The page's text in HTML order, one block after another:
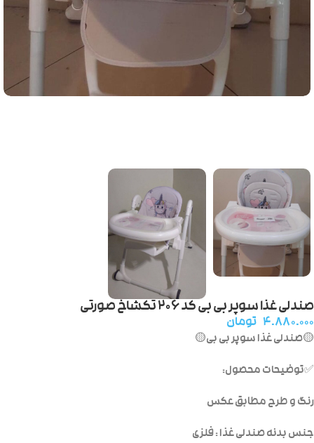
صندلی غذا سوپر بی بی کد ۲۰۶ تکشاخ صورتی
۴.۸۸۰.۰۰۰ تومان
🟡صندلی غذا سوپر بی بی🟡
✅توضیحات محصول:
رنگ و طرح مطابق عکس
جنس بدنه صندلی غذا : فلزی